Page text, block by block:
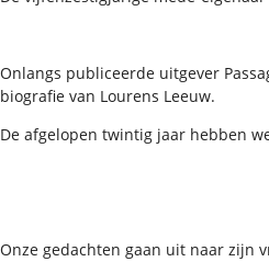
Onlangs publiceerde uitgever
biografie van Lourens Leeuw.
De afgelopen twintig jaar hebben
Onze gedachten gaan uit naar zijn